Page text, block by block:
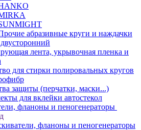
абразивные круги и наждачки
лента, укрывочная пленка и
для стирки полировальных кругов
защиты (перчатки, маски...)
для вклейки автостекол
фланоны и пеногенераторы
фланоны и пеногенераторы